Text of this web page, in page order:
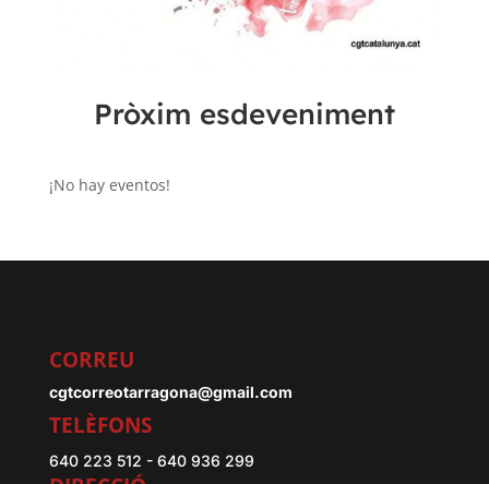
Pròxim esdeveniment
¡No hay eventos!
CORREU
cgtcorreotarragona@gmail.com
TELÈFONS
640 223 512 - 640 936 299